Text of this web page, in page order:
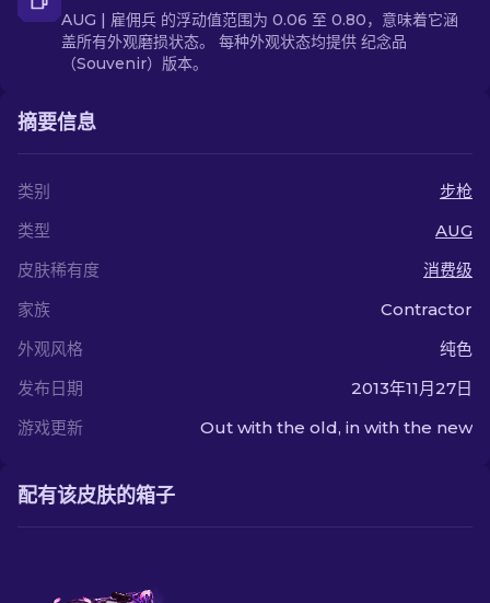
AUG | 雇佣兵 的浮动值范围为 0.06 至 0.80，意味着它涵
盖所有外观磨损状态。 每种外观状态均提供 纪念品
（Souvenir）版本。
摘要信息
类别
步枪
类型
AUG
皮肤稀有度
消费级
家族
Contractor
外观风格
纯色
发布日期
2013年11月27日
游戏更新
Out with the old, in with the new
配有该皮肤的箱子